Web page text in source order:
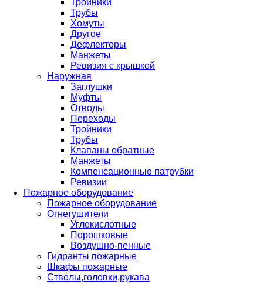
Тройники
Трубы
Хомуты
Другое
Дефлекторы
Манжеты
Ревизия с крышкой
Наружная
Заглушки
Муфты
Отводы
Переходы
Тройники
Трубы
Клапаны обратные
Манжеты
Компенсационные патрубки
Ревизии
Пожарное оборудование
Пожарное оборудование
Огнетушители
Углекислотные
Порошковые
Воздушно-пенные
Гидранты пожарные
Шкафы пожарные
Стволы,головки,рукава